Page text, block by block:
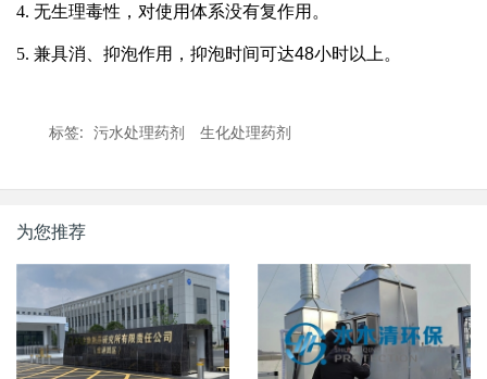
4. 无生理毒性，对使用体系没有复作用。
5. 兼具消、抑泡作用，抑泡时间可达48小时以上。
标签: 污水处理药剂 生化处理药剂
为您推荐